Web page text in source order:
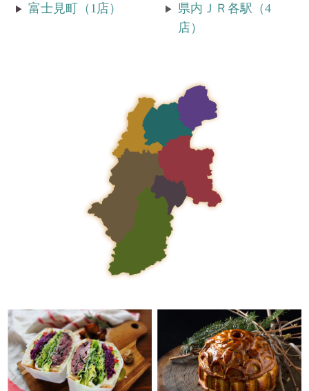
富士見町（1店）
県内ＪＲ各駅（4
店）